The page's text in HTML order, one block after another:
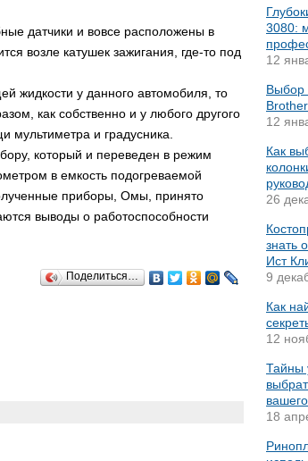
датчики и вовсе расположены в
возле катушек зажигания, где-то под
жидкости у данного автомобиля, то
как собственно и у любого другого
мультиметра и градусника.
который и переведен в режим
в емкость подогреваемой
приборы, Омы, принято
выводы о работоспособности
Поделиться…
3080:
12
Выбор
12
Как
26
знать
Ист
9
Как
12
Тайны
18